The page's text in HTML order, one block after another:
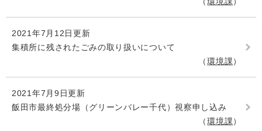
2021年7月12日更新
集積所に残されたごみの取り扱いについて
環境課
2021年7月9日更新
飯田市最終処分場（グリーンバレー千代）視察申し込み
環境課